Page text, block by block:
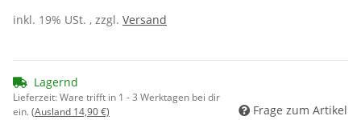
inkl. 19% USt. , zzgl. Versand
Lagernd
Lieferzeit:Ware trifft in 1 - 3 Werktagen bei dir
ein.(Ausland 14,90 €) Frage zum Artikel